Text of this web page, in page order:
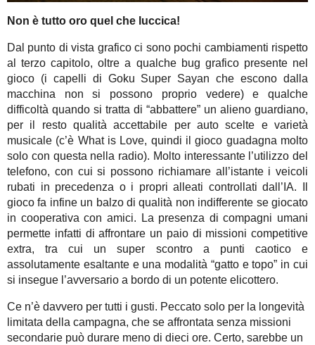
Non è tutto oro quel che luccica!
Dal punto di vista grafico ci sono pochi cambiamenti rispetto
al terzo capitolo, oltre a qualche bug grafico presente nel
gioco (i capelli di Goku Super Sayan che escono dalla
macchina non si possono proprio vedere) e qualche
difficoltà quando si tratta di “abbattere” un alieno guardiano,
per il resto qualità accettabile per auto scelte e varietà
musicale (c’è What is Love, quindi il gioco guadagna molto
solo con questa nella radio). Molto interessante l’utilizzo del
telefono, con cui si possono richiamare all’istante i veicoli
rubati in precedenza o i propri alleati controllati dall’IA. Il
gioco fa infine un balzo di qualità non indifferente se giocato
in cooperativa con amici. La presenza di compagni umani
permette infatti di affrontare un paio di missioni competitive
extra, tra cui un super scontro a punti caotico e
assolutamente esaltante e una modalità “gatto e topo” in cui
si insegue l’avversario a bordo di un potente elicottero.
Ce n’è davvero per tutti i gusti. Peccato solo per la longevità
limitata della campagna, che se affrontata senza missioni
secondarie può durare meno di dieci ore. Certo, sarebbe un